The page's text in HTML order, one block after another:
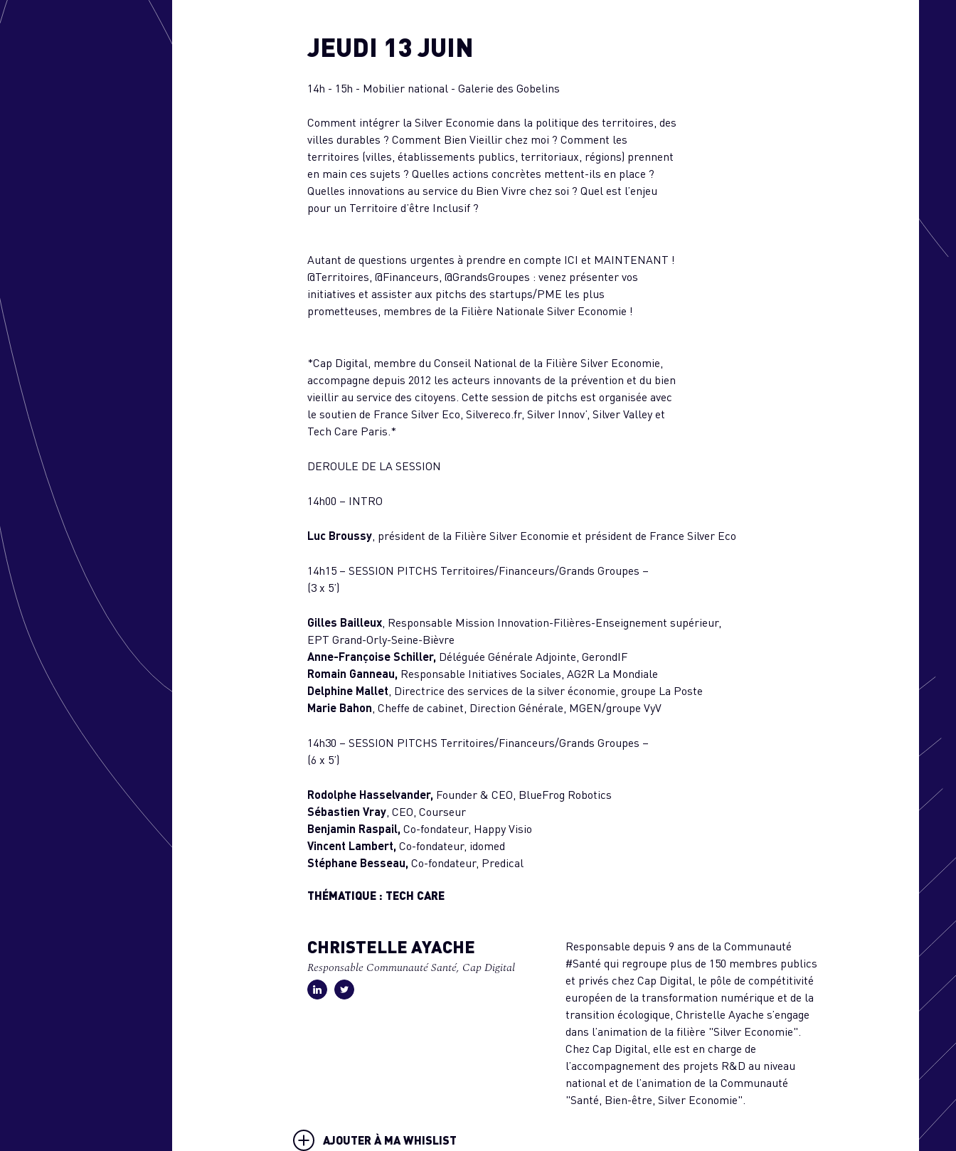
JEUDI 13 JUIN
14h - 15h - Mobilier national - Galerie des Gobelins
Comment intégrer la Silver Economie dans la politique des territoires, des
villes durables ? Comment Bien Vieillir chez moi ? Comment les
territoires (villes, établissements publics, territoriaux, régions) prennent
en main ces sujets ? Quelles actions concrètes mettent-ils en place ?
Quelles innovations au service du Bien Vivre chez soi ? Quel est l’enjeu
pour un Territoire d’être Inclusif ?
Autant de questions urgentes à prendre en compte ICI et MAINTENANT !
@Territoires, @Financeurs, @GrandsGroupes : venez présenter vos
initiatives et assister aux pitchs des startups/PME les plus
prometteuses, membres de la Filière Nationale Silver Economie !
*Cap Digital, membre du Conseil National de la Filière Silver Economie,
accompagne depuis 2012 les acteurs innovants de la prévention et du bien
vieillir au service des citoyens. Cette session de pitchs est organisée avec
le soutien de France Silver Eco, Silvereco.fr, Silver Innov’, Silver Valley et
Tech Care Paris.*
DEROULE DE LA SESSION
14h00 – INTRO
Luc Broussy , président de la Filière Silver Economie et président de France Silver Eco
14h15 – SESSION PITCHS Territoires/Financeurs/Grands Groupes –
(3 x 5’)
Gilles Bailleux , Responsable Mission Innovation-Filières-Enseignement supérieur,
EPT Grand-Orly-Seine-Bièvre
Anne-Françoise Schiller, Déléguée Générale Adjointe, GerondIF
Romain Ganneau, Responsable Initiatives Sociales, AG2R La Mondiale
Delphine Mallet , Directrice des services de la silver économie, groupe La Poste
Marie Bahon , Cheffe de cabinet, Direction Générale, MGEN/groupe VyV
14h30 – SESSION PITCHS Territoires/Financeurs/Grands Groupes –
(6 x 5’)
Rodolphe Hasselvander, Founder & CEO, BlueFrog Robotics
Sébastien Vray , CEO, Courseur
Benjamin Raspail, Co-fondateur, Happy Visio
Vincent Lambert, Co-fondateur, idomed
Stéphane Besseau, Co-fondateur, Predical
THÉMATIQUE : TECH CARE
CHRISTELLE AYACHE
Responsable Communauté Santé, Cap Digital
Responsable depuis 9 ans de la Communauté
#Santé qui regroupe plus de 150 membres publics
et privés chez Cap Digital, le pôle de compétitivité
européen de la transformation numérique et de la
transition écologique, Christelle Ayache s’engage
dans l’animation de la filière "Silver Economie".
Chez Cap Digital, elle est en charge de
l’accompagnement des projets R&D au niveau
national et de l’animation de la Communauté
"Santé, Bien-être, Silver Economie".
AJOUTER À MA WHISLIST